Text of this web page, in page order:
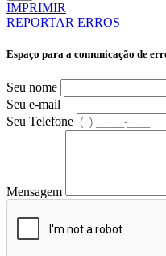
IMPRIMIR
REPORTAR ERROS
Espaço para a comunicação de
Seu nome
Seu e-mail
Seu Telefone
Mensagem